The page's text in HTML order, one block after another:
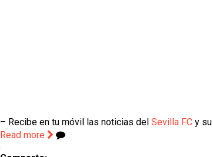
– Recibe en tu móvil las noticias del Sevilla FC y
Read more